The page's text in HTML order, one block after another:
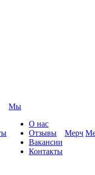
Мы
О нас
Отзывы
Вакансии
Контакты
Мерч